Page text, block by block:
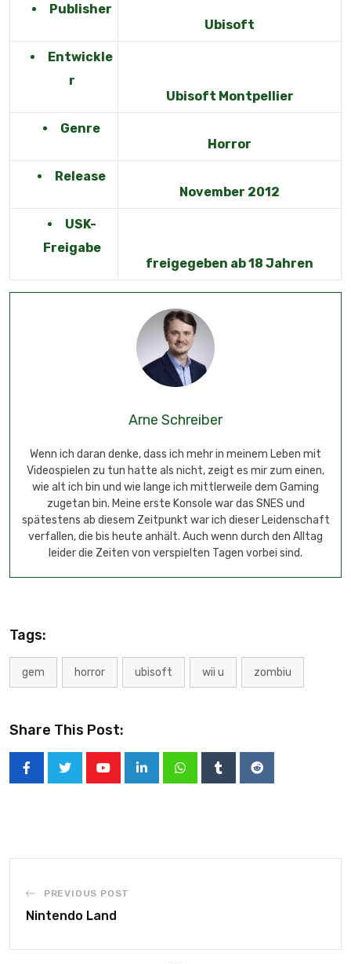
Publisher
Ubisoft
Entwickle
r
Ubisoft Montpellier
Genre
Horror
Release
November 2012
USK-
Freigabe
freigegeben ab 18 Jahren
Arne Schreiber
Wenn ich daran denke, dass ich mehr in meinem Leben mit
Videospielen zu tun hatte als nicht, zeigt es mir zum einen,
wie alt ich bin und wie lange ich mittlerweile dem Gaming
zugetan bin. Meine erste Konsole war das SNES und
spätestens ab diesem Zeitpunkt war ich dieser Leidenschaft
verfallen, die bis heute anhält. Auch wenn durch den Alltag
leider die Zeiten von verspielten Tagen vorbei sind.
Tags:
gem horror ubisoft wii u zombiu
Share This Post:
PREVIOUS POST
Nintendo Land